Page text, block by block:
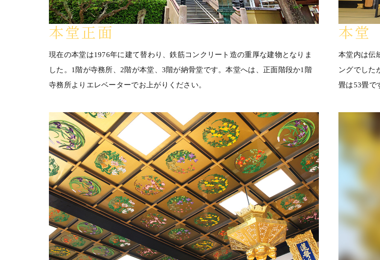
本堂正面
現在の本堂は1976年に建て替わり、鉄筋コンクリート造の重厚な建物となりま
した。1階が寺務所、2階が本堂、3階が納骨堂です。本堂へは、正面階段か1階
寺務所よりエレベーターでお上がりください。
本堂
本堂内は伝
ングでした
畳は53畳で